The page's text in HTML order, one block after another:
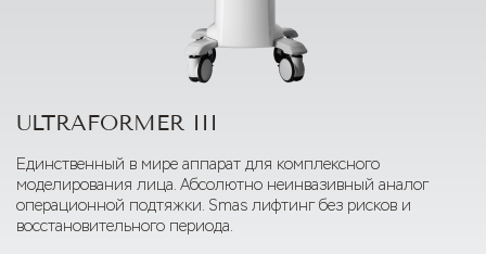
ULTRAFORMER III
Единственный в мире аппарат для комплексного
моделирования лица. Абсолютно неинвазивный аналог
операционной подтяжки. Smas лифтинг без рисков и
восстановительного периода.